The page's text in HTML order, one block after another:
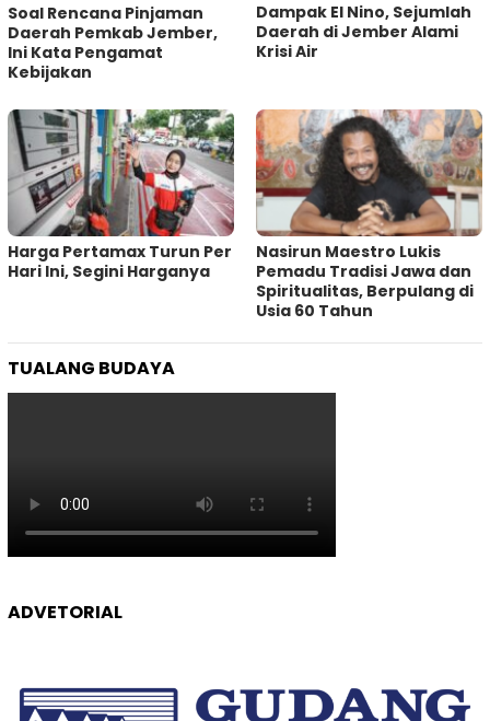
‎Soal Rencana Pinjaman
Daerah Pemkab Jember,
Ini Kata Pengamat
Kebijakan ‎
Dampak El Nino, Sejumlah
Daerah di Jember Alami
Krisi Air
Harga Pertamax Turun Per
Hari Ini, Segini Harganya
‎Nasirun Maestro Lukis
Pemadu Tradisi Jawa dan
Spiritualitas, Berpulang di
Usia 60 Tahun
TUALANG BUDAYA
ADVETORIAL